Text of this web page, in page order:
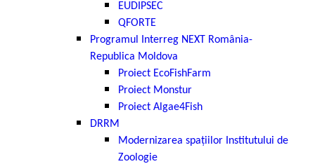
EUDIPSEC
QFORTE
Programul Interreg NEXT România-
Republica Moldova
Proiect EcoFishFarm
Proiect Monstur
Proiect Algae4Fish
DRRM
Modernizarea spațiilor Institutului de
Zoologie